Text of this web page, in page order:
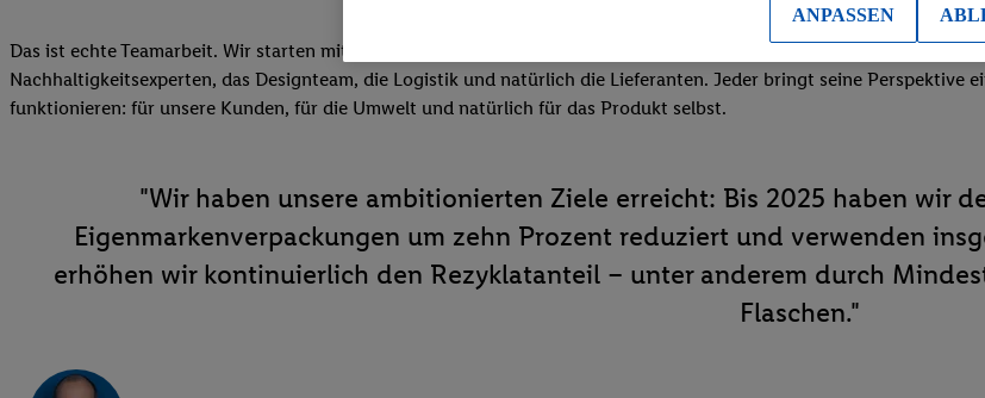
Das ist echte Teamarbeit. Wir starten mit einer Analyse: Wo haben wir das größte Potenzial? Dann bringen wir die
Nachhaltigkeitsexperten, das Designteam, die Logistik und natürlich die Lieferanten. Jeder bringt seine Perspektive
funktionieren: für unsere Kunden, für die Umwelt und natürlich für das Produkt selbst.
"Wir haben unsere ambitionierten Ziele erreicht: Bis 2025 haben wir
Eigenmarkenverpackungen um zehn Prozent reduziert und verwenden
erhöhen wir kontinuierlich den Rezyklatanteil – unter anderem durch
Flaschen."
ANPASSEN